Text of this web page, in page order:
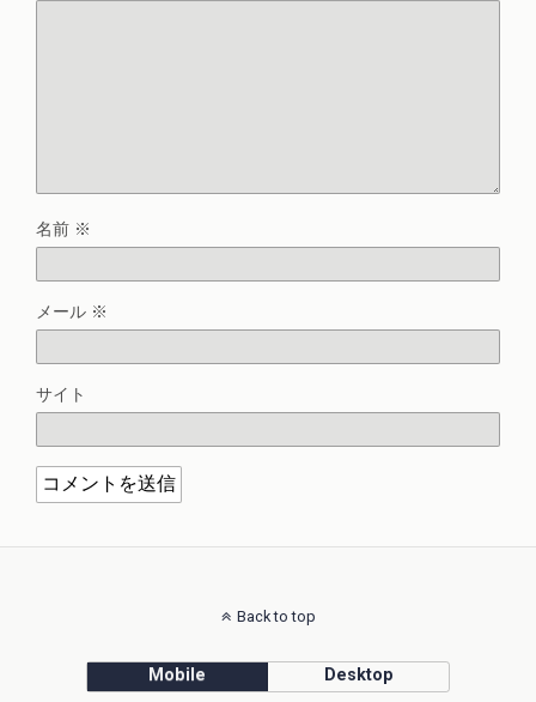
名前 ※
メール ※
サイト
Back to top
Mobile Desktop